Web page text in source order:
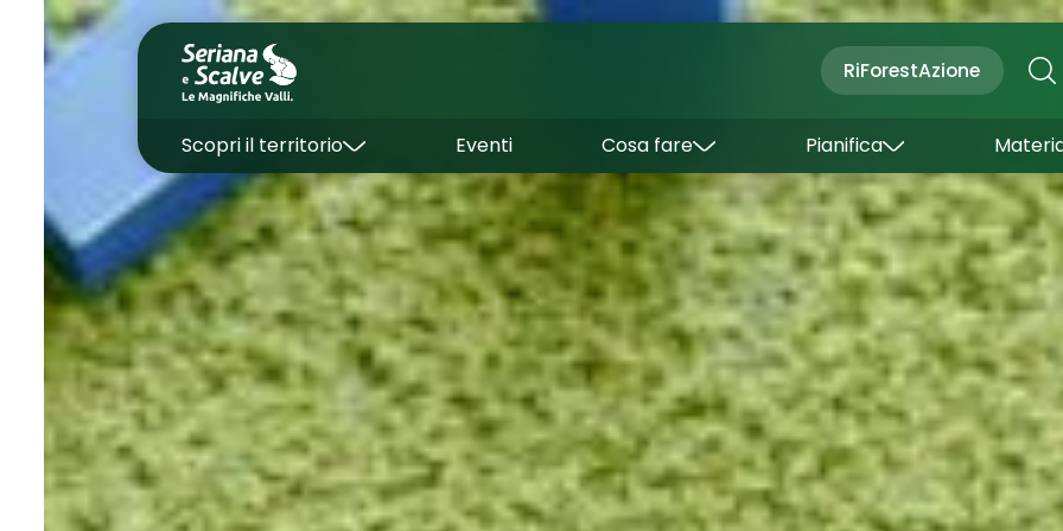
RiForestAzione
Scopri il territorio Eventi Cosa fare
Con bambini
Inverno
Estate
Esperienze
Pianifica
Dove dormire
Come arrivare
Come muoversi
Wishlist
Uffici turistici